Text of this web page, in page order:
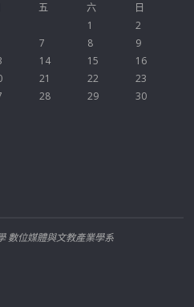
五 六
日
1
2
7 8
9
14 15
16
21 22
23
28 29
30
數位媒體與文教產業學系